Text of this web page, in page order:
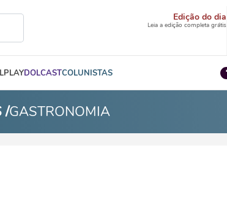
Edição do dia
Leia a edição completa grátis
DOLCASTCOLUNISTAS
/GASTRONOMIA